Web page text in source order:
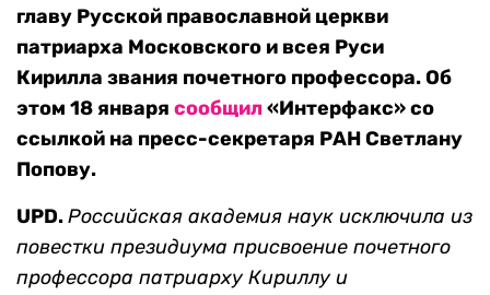
главу Русской православной церкви
патриарха Московского и всея Руси
Кирилла звания почетного профессора. Об
этом 18 января сообщил«Интерфакс» со
ссылкой на пресс-секретаря РАН Светлану
Попову.
UPD.Российская академия наук исключила из
повестки президиума присвоение почетного
профессора патриарху Кириллу и